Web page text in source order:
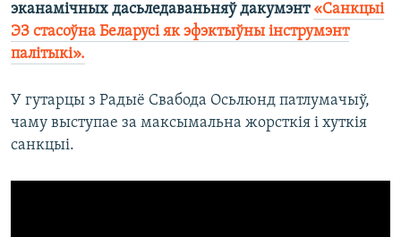
эканамічных дасьледаваньняў дакумэнт «Санкцыі
ЭЗ стасоўна Беларусі як эфэктыўны інструмэнт
палітыкі».
У гутарцы з Радыё Свабода Осьлюнд патлумачыў,
чаму выступае за максымальна жорсткія і хуткія
санкцыі.